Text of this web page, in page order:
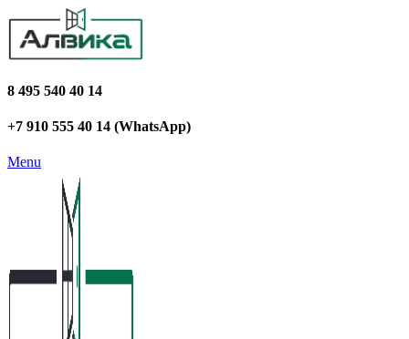
8 495 540 40 14
+7 910 555 40 14 (WhatsApp)
Menu